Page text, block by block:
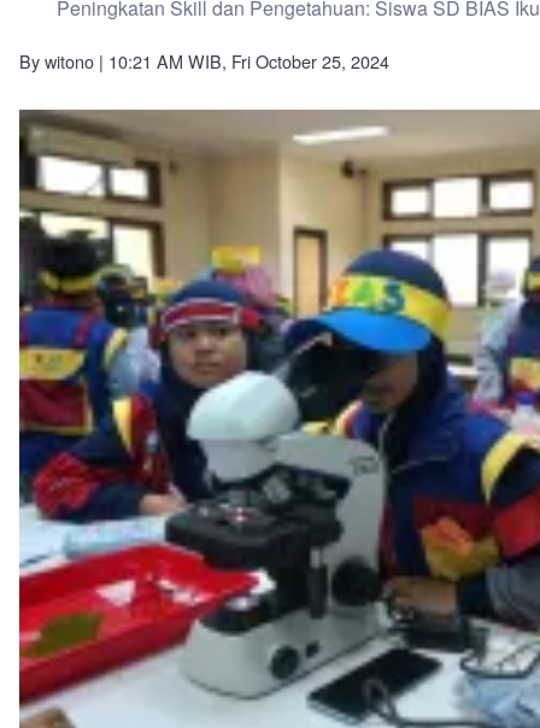
Peningkatan Skill dan Pengetahuan: Siswa SD BIAS
Bywitono | 10:21 AM WIB, Fri October 25, 2024